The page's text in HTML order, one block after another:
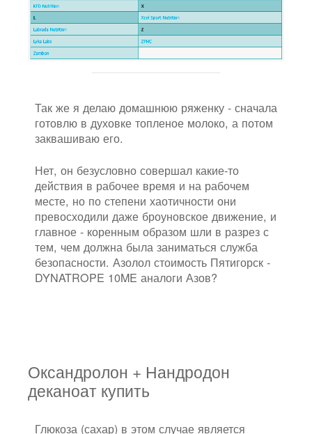
Так же я делаю домашнюю ряженку - сначала
готовлю в духовке топленое молоко, а потом
заквашиваю его.
Нет, он безусловно совершал какие-то
действия в рабочее время и на рабочем
месте, но по степени хаотичности они
превосходили даже броуновское движение, и
главное - коренным образом шли в разрез с
тем, чем должна была заниматься служба
безопасности. Азолол стоимость Пятигорск -
DYNATROPE 10ME аналоги Азов?
Оксандролон + Нандродон
деканоат купить
Глюкоза (сахар) в этом случае является